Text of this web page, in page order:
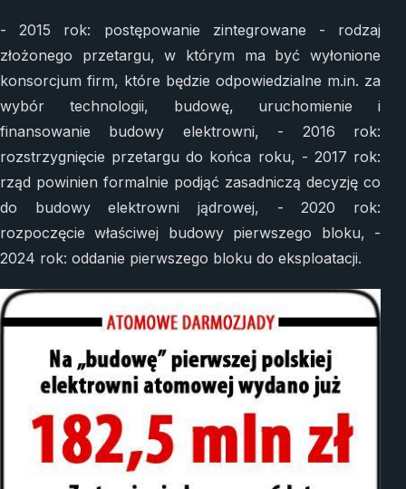
- 2015 rok: postępowanie zintegrowane - rodzaj
złożonego przetargu, w którym ma być wyłonione
konsorcjum firm, które będzie odpowiedzialne m.in. za
wybór technologii, budowę, uruchomienie i
finansowanie budowy elektrowni, - 2016 rok:
rozstrzygnięcie przetargu do końca roku, - 2017 rok:
rząd powinien formalnie podjąć zasadniczą decyzję co
do budowy elektrowni jądrowej, - 2020 rok:
rozpoczęcie właściwej budowy pierwszego bloku, -
2024 rok: oddanie pierwszego bloku do eksploatacji.